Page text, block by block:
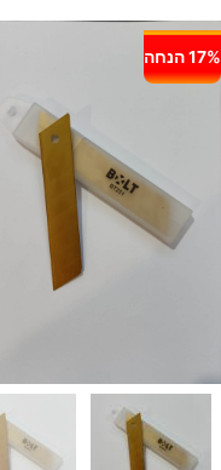
17% הנחה